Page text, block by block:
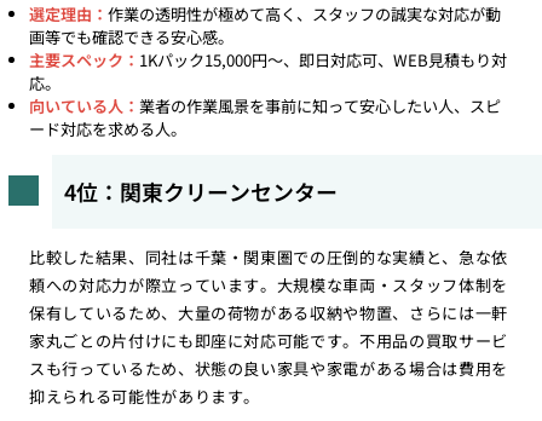
選定理由： 作業の透明性が極めて高く、スタッフの誠実な対応が動
画等でも確認できる安心感。
主要スペック： 1Kパック15,000円〜、即日対応可、WEB見積もり対
応。
向いている人： 業者の作業風景を事前に知って安心したい人、スピ
ード対応を求める人。
4位：関東クリーンセンター
比較した結果、同社は千葉・関東圏での圧倒的な実績と、急な依
頼への対応力が際立っています。大規模な車両・スタッフ体制を
保有しているため、大量の荷物がある収納や物置、さらには一軒
家丸ごとの片付けにも即座に対応可能です。不用品の買取サービ
スも行っているため、状態の良い家具や家電がある場合は費用を
抑えられる可能性があります。